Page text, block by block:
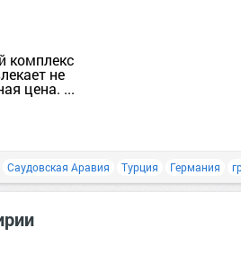
комплекс
не
цена. ...
Саудовская Аравия Турция Германия